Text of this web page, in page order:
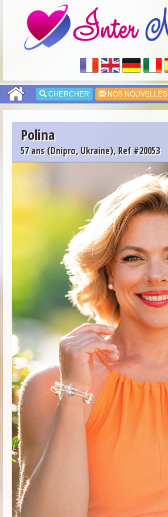
CHERCHER NOS NOUVELLES
Polina
57 ans (Dnipro, Ukraine), Ref #20053